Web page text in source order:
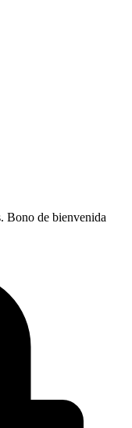
Bono de bienvenida